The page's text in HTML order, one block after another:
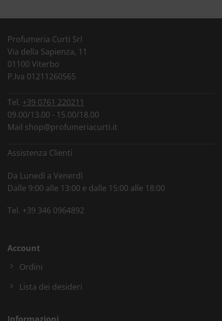
Profumeria Curti Srl
Via della Sapienza, 11
01100 Viterbo
P.Iva 01211260565
Tel. +39 0761 220211
09.00/13.00 - 15.00/18.00
Mail shop@profumeriacurti.it
Assistenza Clienti
Da Lunedì a Venerdì
Dalle 9:00 alle 13:00 e dalle 15:00 alle 18:00
Tel. +39 346 0964892
Account
Ordini
Lista dei desideri